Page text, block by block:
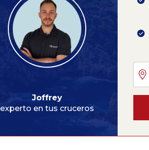
Joffrey
experto en tus cruceros